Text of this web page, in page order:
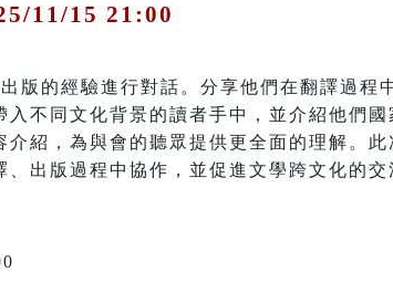
11/15 21:00
版的經驗進行對話。分享他們在翻譯過程
不同文化背景的讀者手中，並介紹他們國
紹，為與會的聽眾提供更全面的理解。此
出版過程中協作，並促進文學跨文化的交